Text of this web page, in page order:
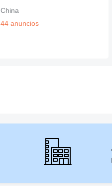
China
44 anuncios